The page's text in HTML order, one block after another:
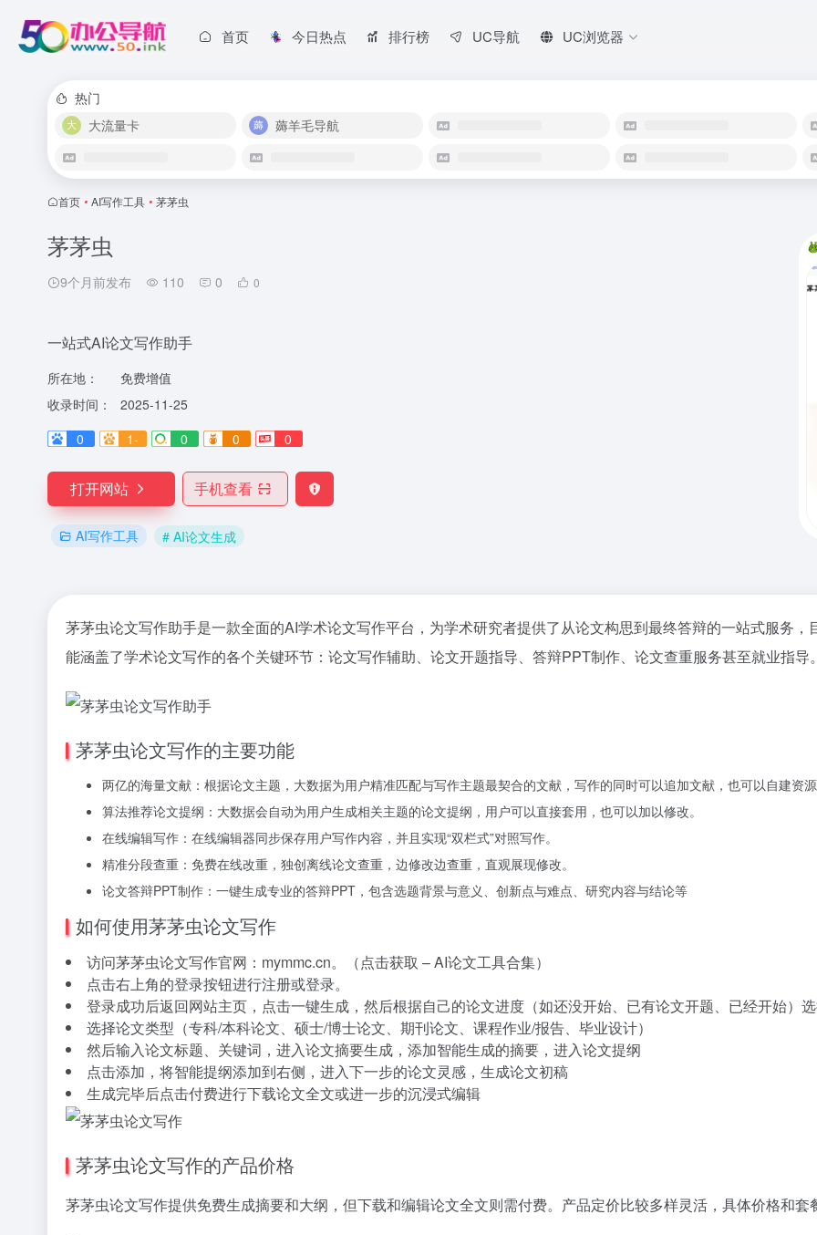
首页 今日热点 排行榜 UC导航 UC浏览器
热门
大流量卡
薅羊毛导航
首页 • AI写作工具 • 茅茅虫
茅茅虫
9个月前发布 110 0 0
一站式AI论文写作助手
所在地：
免费增值
收录时间：
2025-11-25
0
1- 0 0 0
打开网站 手机查看
AI写作工具 # AI论文生成
茅茅虫论文写作助手是一款全面的AI学术论文写作平台，为学术研究者提供了从论文构思到最终答辩的一站式服务
能涵盖了学术论文写作的各个关键环节：论文写作辅助、论文开题指导、答辩PPT制作、论文查重服务甚至就业指导。
茅茅虫论文写作的主要功能
两亿的海量文献：根据论文主题，大数据为用户精准匹配与写作主题最契合的文献，写作的同时可以追加文献，也可以自建资源
算法推荐论文提纲：大数据会自动为用户生成相关主题的论文提纲，用户可以直接套用，也可以加以修改。
在线编辑写作：在线编辑器同步保存用户写作内容，并且实现“双栏式”对照写作。
精准分段查重：免费在线改重，独创离线论文查重，边修改边查重，直观展现修改。
论文答辩PPT制作：一键生成专业的答辩PPT，包含选题背景与意义、创新点与难点、研究内容与结论等
如何使用茅茅虫论文写作
访问茅茅虫论文写作官网：mymmc.cn。（点击获取 – AI论文工具合集）
点击右上角的登录按钮进行注册或登录。
登录成功后返回网站主页，点击一键生成，然后根据自己的论文进度（如还没开始、已有论文开题、已经开始）
选择论文类型（专科/本科论文、硕士/博士论文、期刊论文、课程作业/报告、毕业设计）
然后输入论文标题、关键词，进入论文摘要生成，添加智能生成的摘要，进入论文提纲
点击添加，将智能提纲添加到右侧，进入下一步的论文灵感，生成论文初稿
生成完毕后点击付费进行下载论文全文或进一步的沉浸式编辑
茅茅虫论文写作的产品价格
茅茅虫论文写作提供免费生成摘要和大纲，但下载和编辑论文全文则需付费。产品定价比较多样灵活，具体价格和套